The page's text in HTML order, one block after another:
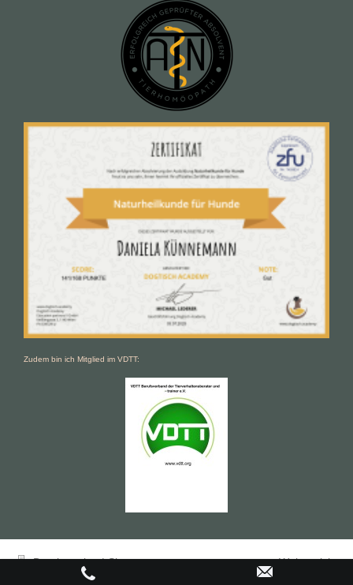
Zudem bin ich Mitglied im VDTT:
Druckversion| Sitemap
© Daniela Künnemann
Webansicht